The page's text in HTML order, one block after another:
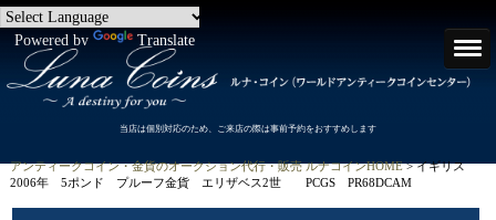
Powered by Translate
当店は個別対応のため、ご来店の際は事前予約をおすすめします
アンティークコイン・金貨のオークション代行・販売 ルナコインHOME> イギリス
2006年 5ポンド プルーフ金貨 エリザベス2世 PCGS PR68DCAM